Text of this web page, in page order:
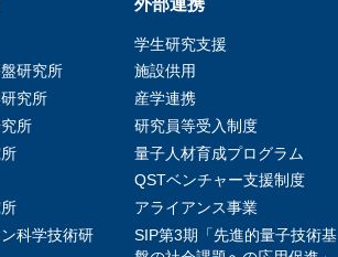
研究所
究所
所
科学技術研
学生研究支援​
施設供用
産学連携
研究員等受入制度
量子人材育成プログラム
QSTベンチャー支援制度
アライアンス事業
SIP第3期「先進的量子技術基